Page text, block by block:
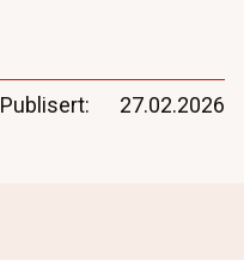
Publisert
27.02.2026